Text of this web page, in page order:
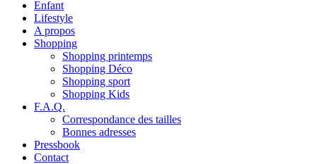
Enfant
Lifestyle
A propos
Shopping
Shopping printemps
Shopping Déco
Shopping sport
Shopping Kids
F.A.Q.
Correspondance des tailles
Bonnes adresses
Pressbook
Contact